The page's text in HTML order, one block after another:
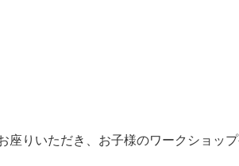
りいただき、お子様のワークショッ